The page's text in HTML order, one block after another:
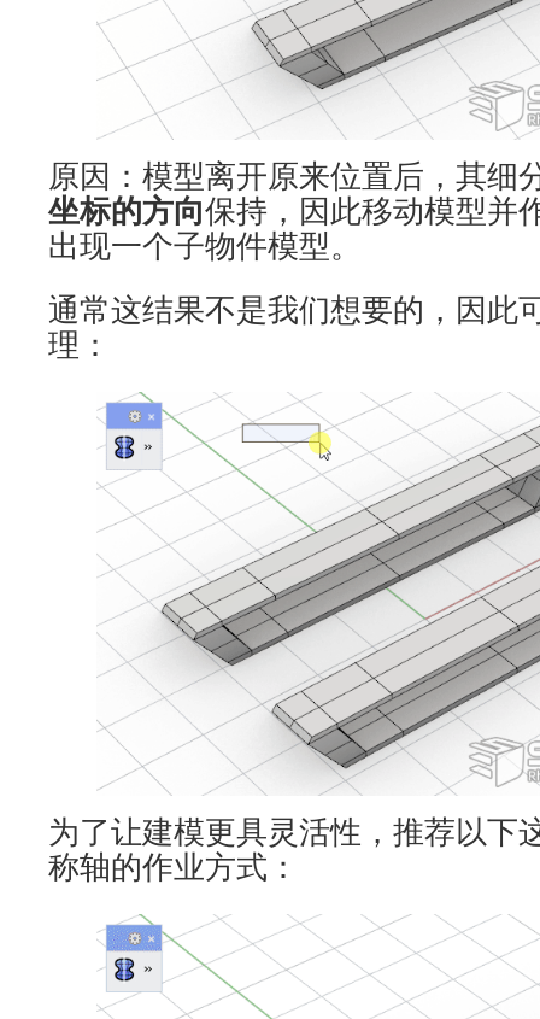
原因：模型离开原来位置后，其细
坐标的方向保持，因此移动模型并
出现一个子物件模型。
通常这结果不是我们想要的，因此
理：
为了让建模更具灵活性，推荐以下
称轴的作业方式：